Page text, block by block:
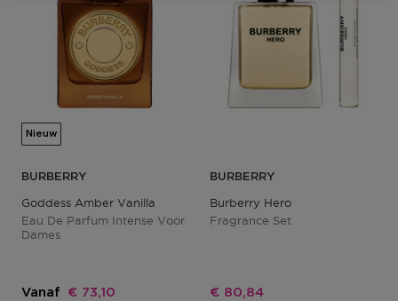
Nieuw
BURBERRY
Goddess Amber Vanilla
Eau De Parfum Intense Voor
Dames
Vanaf Kortingsprijs
€ 73,10
BURBERRY
Burberry Hero
Fragrance Set
Kortingsprijs
€ 80,84